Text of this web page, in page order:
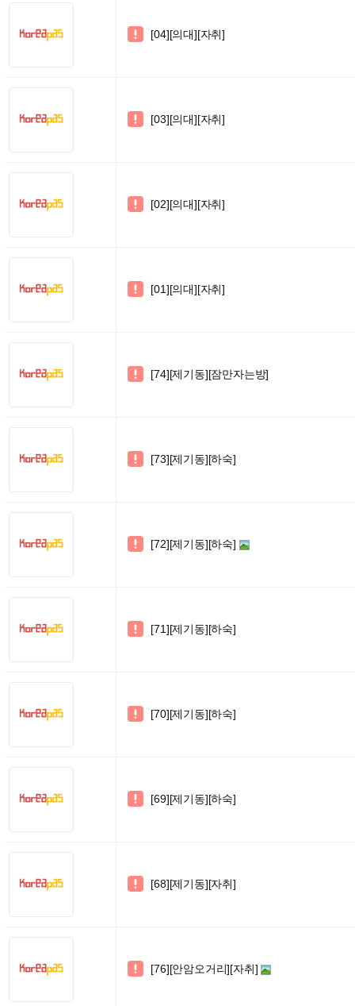
 [04][의대][자취]
 [03][의대][자취]
 [02][의대][자취]
 [01][의대][자취]
 [74][제기동][잠만자는방]
 [73][제기동][하숙]
 [72][제기동][하숙]
 [71][제기동][하숙]
 [70][제기동][하숙]
 [69][제기동][하숙]
 [68][제기동][자취]
 [76][안암오거리][자취]